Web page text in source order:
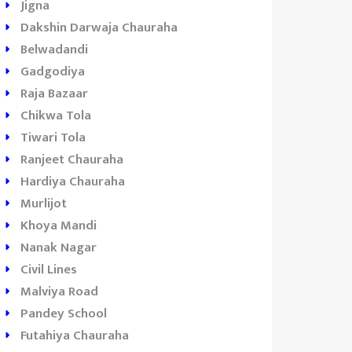
Jigna
Dakshin Darwaja Chauraha
Belwadandi
Gadgodiya
Raja Bazaar
Chikwa Tola
Tiwari Tola
Ranjeet Chauraha
Hardiya Chauraha
Murlijot
Khoya Mandi
Nanak Nagar
Civil Lines
Malviya Road
Pandey School
Futahiya Chauraha